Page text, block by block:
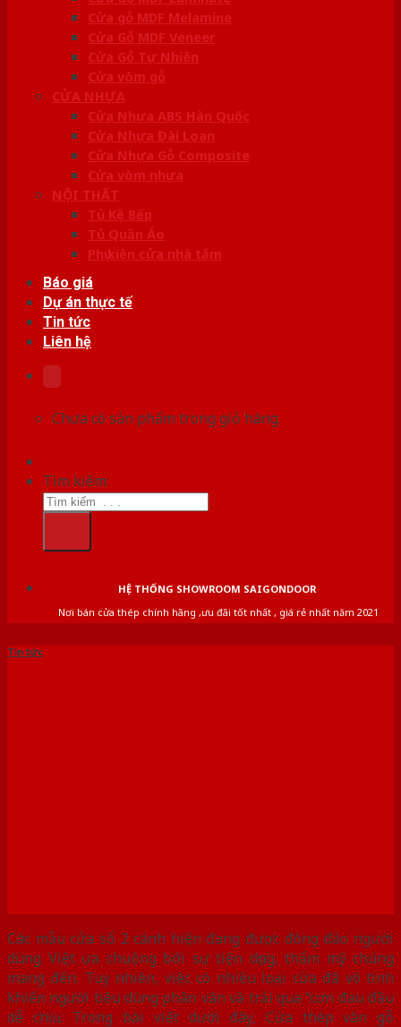
Cửa gỗ MDF Melamine
Cửa Gỗ MDF Veneer
Cửa Gỗ Tự Nhiên
Cửa vòm gỗ
CỬA NHỰA
Cửa Nhựa ABS Hàn Quốc
Cửa Nhựa Đài Loan
Cửa Nhựa Gỗ Composite
Cửa vòm nhựa
NỘI THẤT
Tủ Kệ Bếp
Tủ Quần Áo
Phụ kiện cửa nhà tắm
Báo giá
Dự án thực tế
Tin tức
Liên hệ
Chưa có sản phẩm trong giỏ hàng.
Tìm kiếm:
HỆ THỐNG SHOWROOM SAIGONDOOR
Nơi bán cửa thép chính hãng ,ưu đãi tốt nhất , giá rẻ nhất năm 2021
Tin tức
Các mẫu cửa sổ 2 cánh hiện đang được đông đảo người
dùng Việt ưa chuộng bởi sự tiện dụng, thẩm mỹ chúng
mang đến. Tuy nhiên, việc có nhiều loại cửa đã vô tình
khiến người tiêu dùng phân vân và trải qua “cơn đau đầu
dễ chịu. Trong bài viết dưới đây, Cửa thép vân gỗ